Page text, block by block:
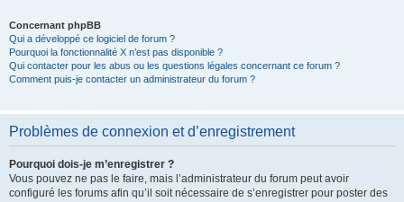
Concernant phpBB
Qui a développé ce logiciel de forum ?
Pourquoi la fonctionnalité X n’est pas disponible ?
Qui contacter pour les abus ou les questions légales concernant ce forum ?
Comment puis-je contacter un administrateur du forum ?
Problèmes de connexion et d’enregistrement
Pourquoi dois-je m’enregistrer ?
Vous pouvez ne pas le faire, mais l’administrateur du forum peut avoir
configuré les forums afin qu’il soit nécessaire de s’enregistrer pour poster des